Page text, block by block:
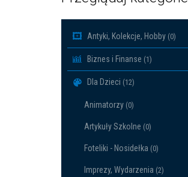
Antyki, Kolekcje, Hobby (0)
Biznes i Finanse (1)
Dla Dzieci (12)
Animatorzy (0)
Artykuły Szkolne (0)
Foteliki - Nosidełka (0)
Imprezy, Wydarzenia (2)